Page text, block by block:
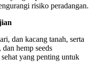
risiko peradangan.
dan kacang tanah, serta
hemp seeds
yang penting untuk